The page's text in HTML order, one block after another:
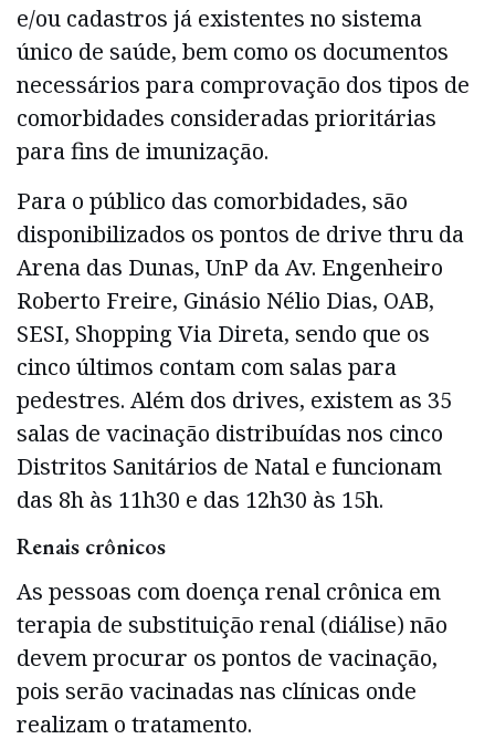
e/ou cadastros já existentes no sistema
único de saúde, bem como os documentos
necessários para comprovação dos tipos de
comorbidades consideradas prioritárias
para fins de imunização.
Para o público das comorbidades, são
disponibilizados os pontos de drive thru da
Arena das Dunas, UnP da Av. Engenheiro
Roberto Freire, Ginásio Nélio Dias, OAB,
SESI, Shopping Via Direta, sendo que os
cinco últimos contam com salas para
pedestres. Além dos drives, existem as 35
salas de vacinação distribuídas nos cinco
Distritos Sanitários de Natal e funcionam
das 8h às 11h30 e das 12h30 às 15h.
Renais crônicos
As pessoas com doença renal crônica em
terapia de substituição renal (diálise) não
devem procurar os pontos de vacinação,
pois serão vacinadas nas clínicas onde
realizam o tratamento.